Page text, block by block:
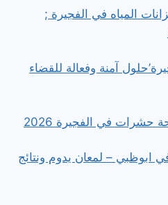
المياه في الفجيرة ;
آمنة وفعالة للقضاء
في الفجيرة 2026
ابوظبي – لمعان يدوم ونتائج